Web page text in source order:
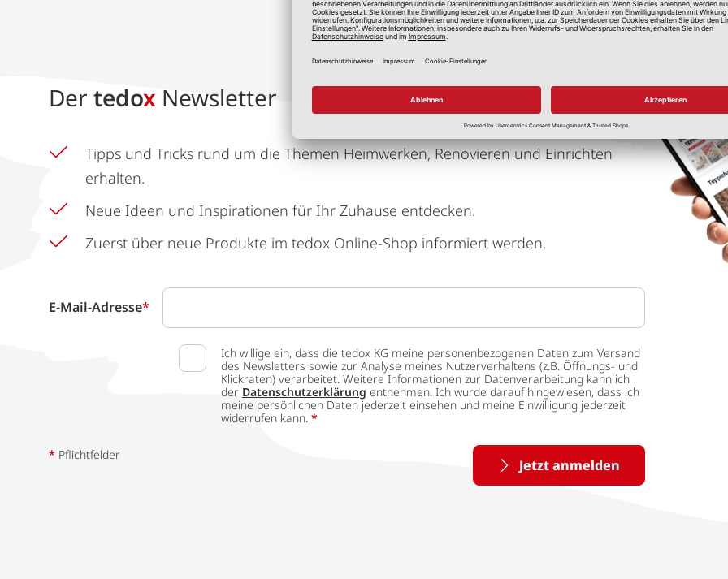
Der tedox Newsletter
Tipps und Tricks rund um die Themen Heimwerken, Renovieren und Einrichten
erhalten.
Neue Ideen und Inspirationen für Ihr Zuhause entdecken.
Zuerst über neue Produkte im tedox Online-Shop informiert werden.
E-Mail-Adresse*
Ich willige ein, dass die tedox KG meine personenbezogenen Daten zum Versand
des Newsletters sowie zur Analyse meines Nutzerverhaltens (z.B. Öffnungs- und
Klickraten) verarbeitet. Weitere Informationen zur Datenverarbeitung kann ich
der Datenschutzerklärung entnehmen. Ich wurde darauf hingewiesen, dass ich
meine persönlichen Daten jederzeit einsehen und meine Einwilligung jederzeit
widerrufen kann. *
Jetzt anmelden
* Pflichtfelder